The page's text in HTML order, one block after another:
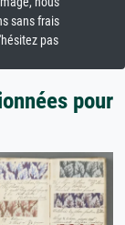
sans frais
pas
pour